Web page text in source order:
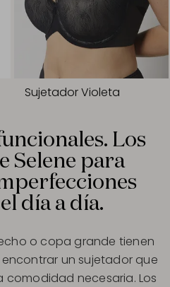
Sujetador Violeta
Los
Selene para
día a día.
o copa grande tienen
un sujetador que
comodidad necesaria. Los